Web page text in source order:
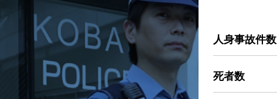
人身事故件数
死者数